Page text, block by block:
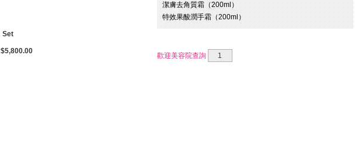
Set
潔膚去角質霜（200ml）
特效果酸潤手霜（200ml）
歡迎美容院查詢